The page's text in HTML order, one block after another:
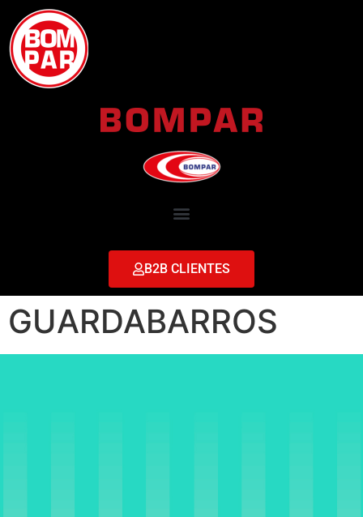
B2B CLIENTES
GUARDABARROS